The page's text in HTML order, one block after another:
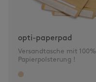
opti-paperpad
Versandtasche mit 100%
Papierpolsterung !